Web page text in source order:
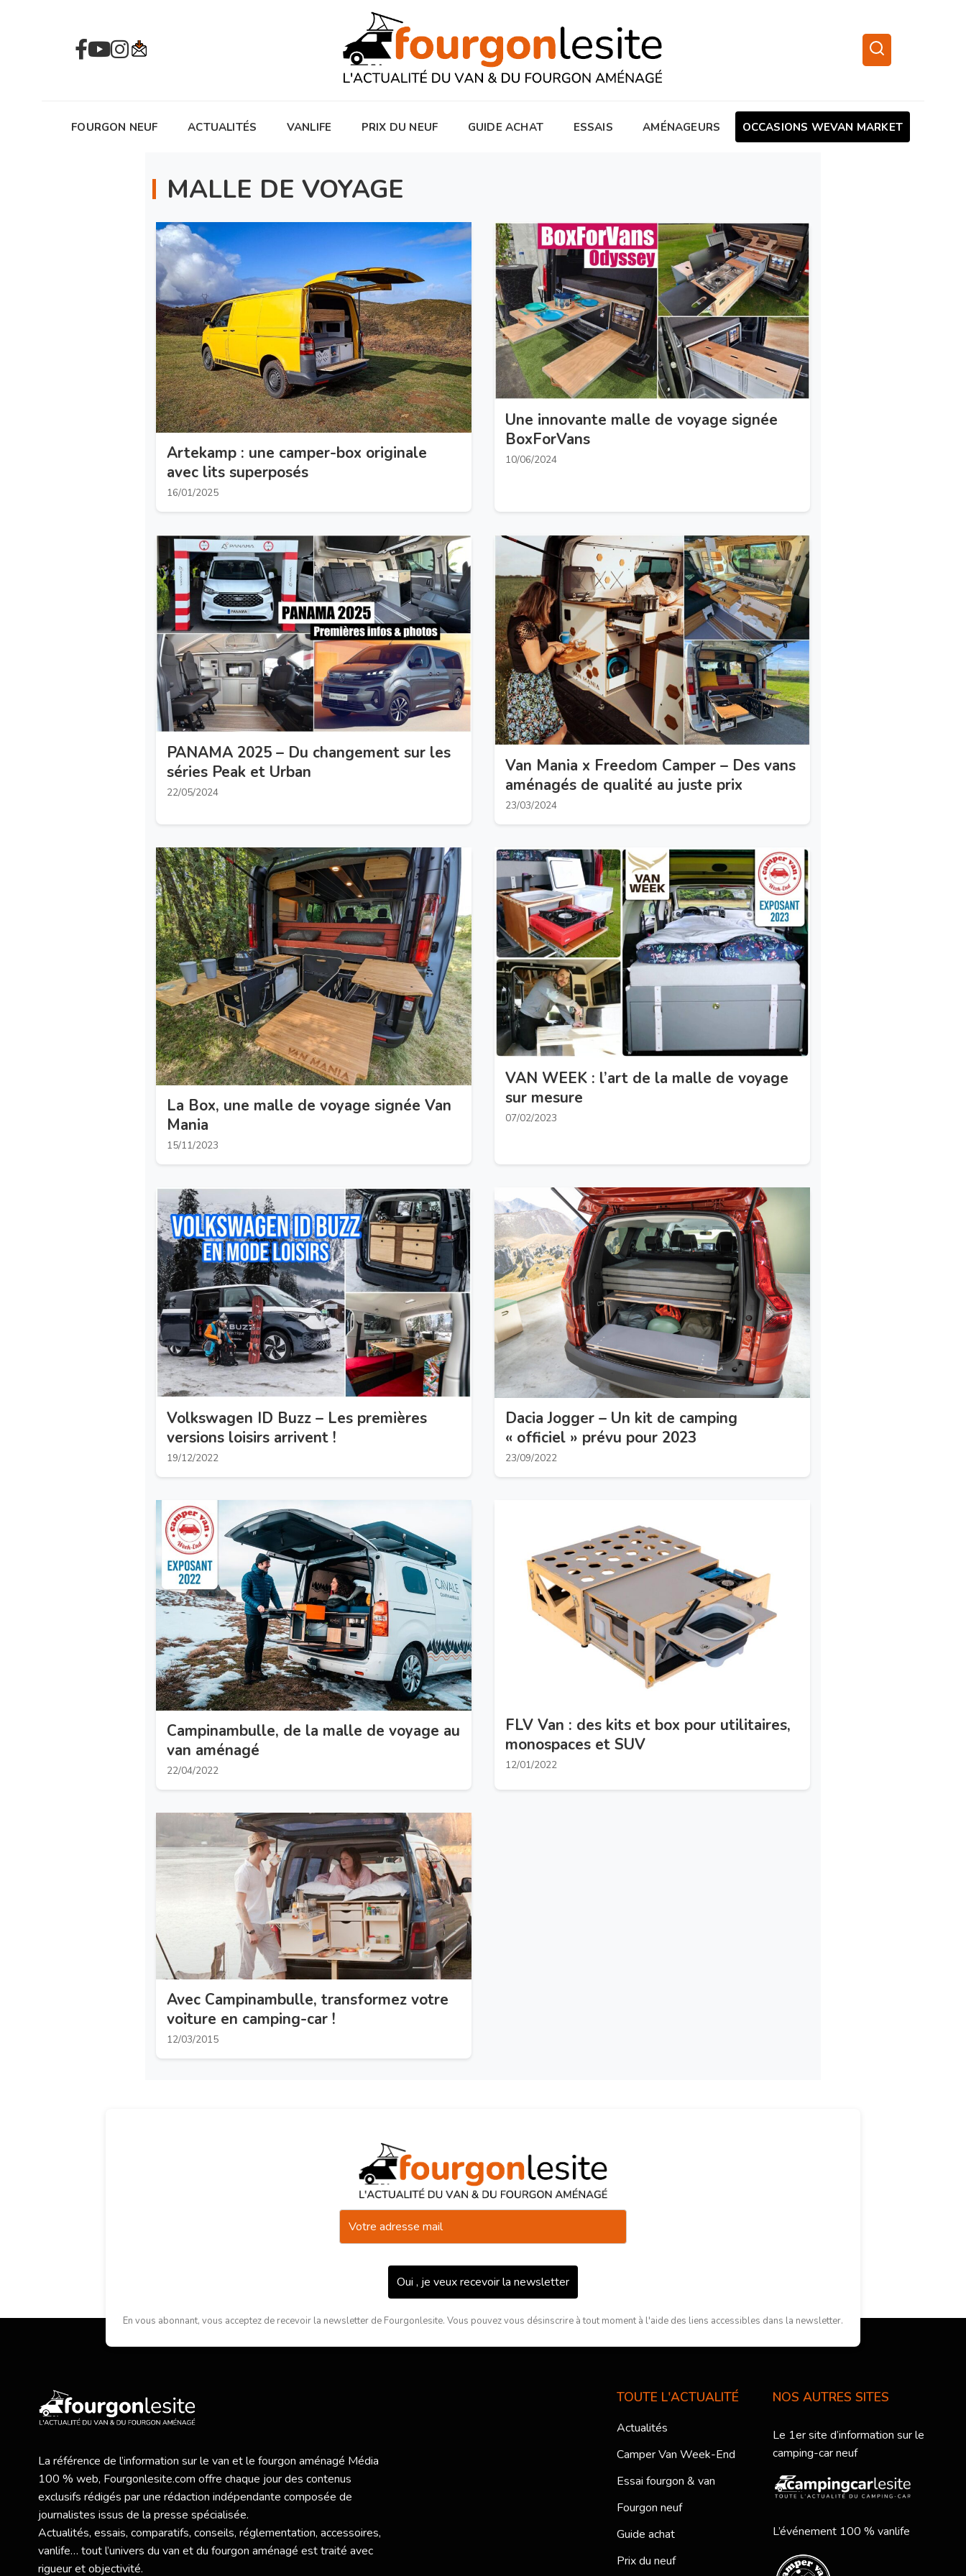
FOURGON NEUF ACTUALITÉS VANLIFE PRIX DU NEUF GUIDE ACHAT ESSAIS AMÉNAGEURS OCCASIONS WEVAN MARKET
MALLE DE VOYAGE
Artekamp : une camper-box originale
avec lits superposés
16/01/2025
Une innovante malle de voyage signée
BoxForVans
10/06/2024
PANAMA 2025 – Du changement sur les
séries Peak et Urban
22/05/2024
Van Mania x Freedom Camper – Des vans
aménagés de qualité au juste prix
23/03/2024
La Box, une malle de voyage signée Van
Mania
15/11/2023
VAN WEEK : l’art de la malle de voyage
sur mesure
07/02/2023
Volkswagen ID Buzz – Les premières
versions loisirs arrivent !
19/12/2022
Dacia Jogger – Un kit de camping
« officiel » prévu pour 2023
23/09/2022
Campinambulle, de la malle de voyage au
van aménagé
22/04/2022
FLV Van : des kits et box pour utilitaires,
monospaces et SUV
12/01/2022
Avec Campinambulle, transformez votre
voiture en camping-car !
12/03/2015
Oui , je veux recevoir la newsletter
En vous abonnant, vous acceptez de recevoir la newsletter de Fourgonlesite. Vous pouvez vous désinscrire à tout moment à l'aide des liens accessibles dans la newsletter.
La référence de l’information sur le van et le fourgon aménagé Média
100 % web, Fourgonlesite.com offre chaque jour des contenus
exclusifs rédigés par une rédaction indépendante composée de
journalistes issus de la presse spécialisée.
Actualités, essais, comparatifs, conseils, réglementation, accessoires,
vanlife… tout l’univers du van et du fourgon aménagé est traité avec
rigueur et objectivité.
TOUTE L'ACTUALITÉ
Actualités
Camper Van Week-End
Essai fourgon & van
Fourgon neuf
Guide achat
Prix du neuf
NOS AUTRES SITES
Le 1er site d’information sur le
camping-car neuf
L’événement 100 % vanlife